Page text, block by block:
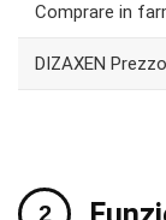
Comprare in
DIZAXEN Prezzo